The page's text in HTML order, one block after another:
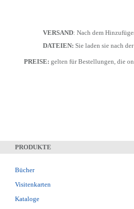
VERSAND: Nach dem
DATEIEN: Sie laden sie nach
PREISE: gelten für Bestellungen, die
PRODUKTE
Bücher
Visitenkarten
Kataloge